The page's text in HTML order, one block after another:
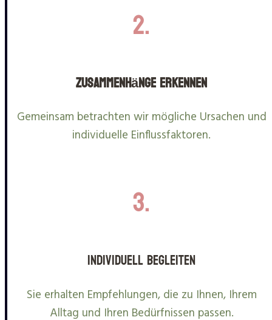
2.
Zusammenhänge erkennen
Gemeinsam betrachten wir mögliche Ursachen und
individuelle Einflussfaktoren.
3.
Individuell begleiten
Sie erhalten Empfehlungen, die zu Ihnen, Ihrem
Alltag und Ihren Bedürfnissen passen.